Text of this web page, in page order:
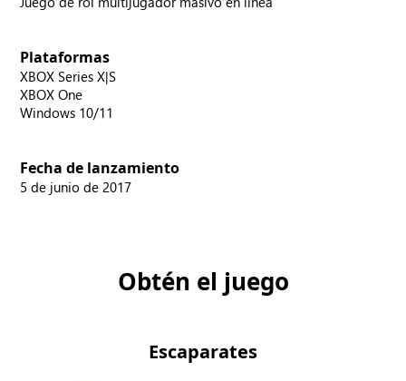
Plataformas
XBOX Series X|S
XBOX One
Windows 10/11
Fecha de lanzamiento
5 de junio de 2017
Obtén el juego
Escaparates